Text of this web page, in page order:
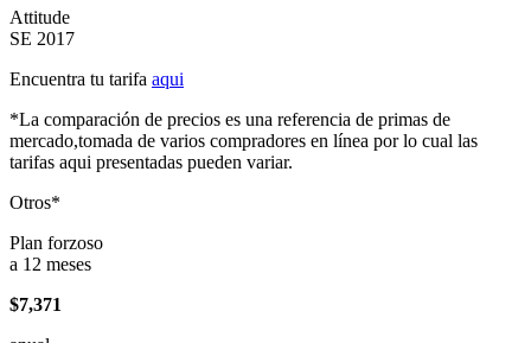
Attitude
SE 2017
Encuentra tu tarifa aqui
*La comparación de precios es una referencia de primas de
mercado,tomada de varios compradores en línea por lo cual las
tarifas aqui presentadas pueden variar.
Otros*
Plan forzoso
a 12 meses
$7,371